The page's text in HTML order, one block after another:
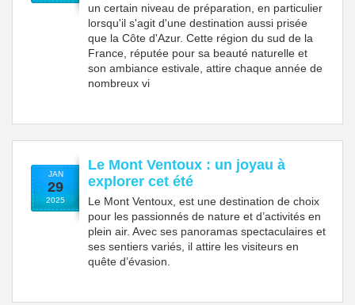
un certain niveau de préparation, en particulier
lorsqu'il s'agit d'une destination aussi prisée
que la Côte d'Azur. Cette région du sud de la
France, réputée pour sa beauté naturelle et
son ambiance estivale, attire chaque année de
nombreux vi
JAN
29
2025
Le Mont Ventoux : un joyau à
explorer cet été
Le Mont Ventoux, est une destination de choix
pour les passionnés de nature et d’activités en
plein air. Avec ses panoramas spectaculaires et
ses sentiers variés, il attire les visiteurs en
quête d’évasion.